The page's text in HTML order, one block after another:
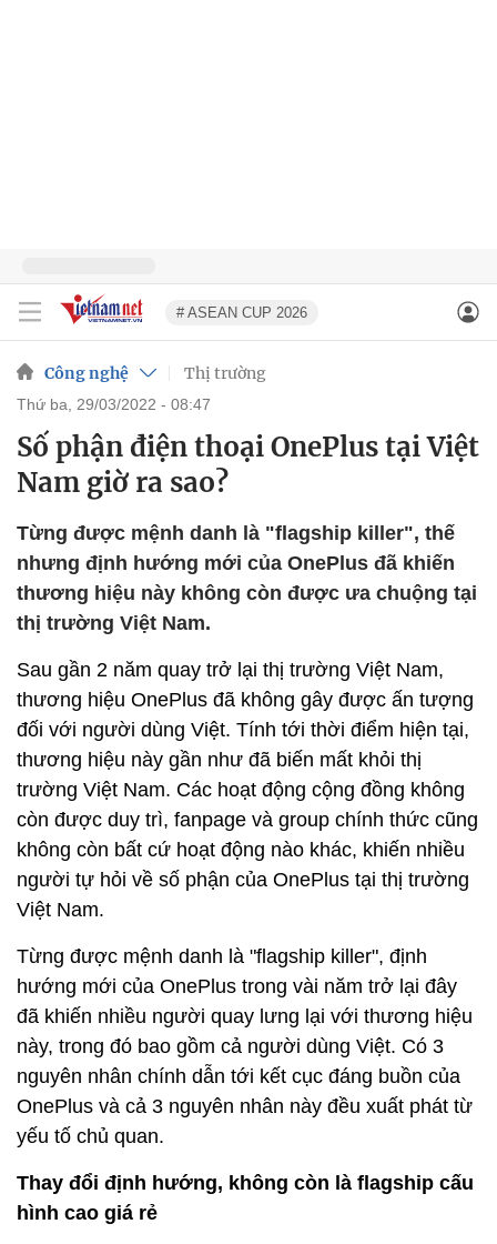
# ASEAN CUP 2026
Công nghệ Thị trường
thứ ba, 29/03/2022 - 08:47
Số phận điện thoại OnePlus tại Việt
Nam giờ ra sao?
Từng được mệnh danh là "flagship killer", thế
nhưng định hướng mới của OnePlus đã khiến
thương hiệu này không còn được ưa chuộng tại
thị trường Việt Nam.
Sau gần 2 năm quay trở lại thị trường Việt Nam,
thương hiệu OnePlus đã không gây được ấn tượng
đối với người dùng Việt. Tính tới thời điểm hiện tại,
thương hiệu này gần như đã biến mất khỏi thị
trường Việt Nam. Các hoạt động cộng đồng không
còn được duy trì, fanpage và group chính thức cũng
không còn bất cứ hoạt động nào khác, khiến nhiều
người tự hỏi về số phận của OnePlus tại thị trường
Việt Nam.
Từng được mệnh danh là "flagship killer", định
hướng mới của OnePlus trong vài năm trở lại đây
đã khiến nhiều người quay lưng lại với thương hiệu
này, trong đó bao gồm cả người dùng Việt. Có 3
nguyên nhân chính dẫn tới kết cục đáng buồn của
OnePlus và cả 3 nguyên nhân này đều xuất phát từ
yếu tố chủ quan.
Thay đổi định hướng, không còn là flagship cấu
hình cao giá rẻ